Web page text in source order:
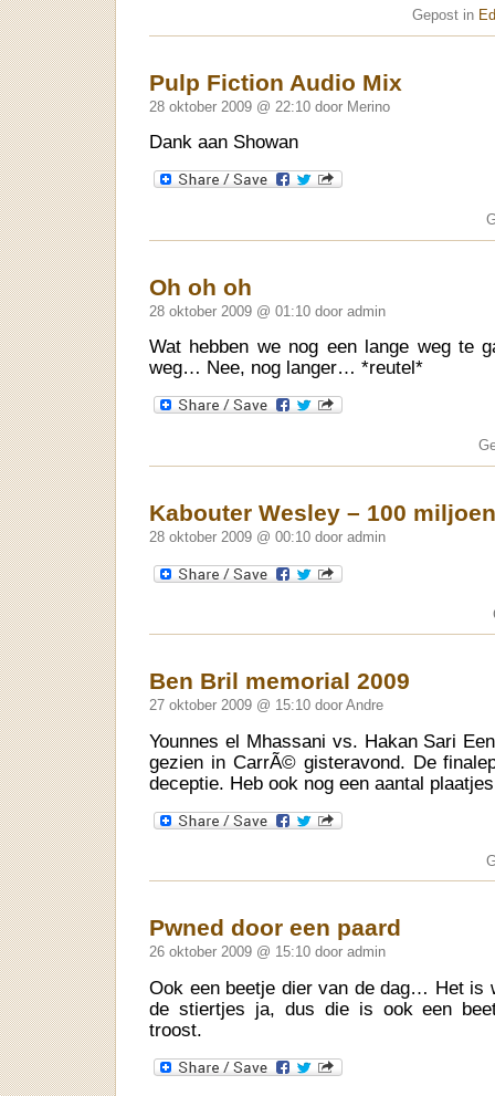
Gepost in
Pulp Fiction Audio Mix
28 oktober 2009 @ 22:10 door Merino
Dank aan Showan
Oh oh oh
28 oktober 2009 @ 01:10 door admin
Wat hebben we nog een lange weg te
weg… Nee, nog langer… *reutel*
Kabouter Wesley – 100
28 oktober 2009 @ 00:10 door admin
Ben Bril memorial 2009
27 oktober 2009 @ 15:10 door Andre
Younnes el Mhassani vs. Hakan Sari
gezien in CarrÃ© gisteravond. De
deceptie. Heb ook nog een aantal
Pwned door een paard
26 oktober 2009 @ 15:10 door admin
Ook een beetje dier van de dag… Het is
de stiertjes ja, dus die is ook een
troost.